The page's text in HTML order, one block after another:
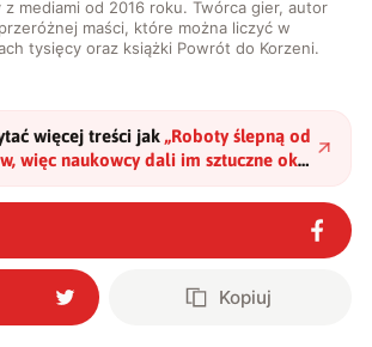
z mediami od 2016 roku. Twórca gier, autor
maści, które można liczyć w
tysięcy oraz książki Powrót do Korzeni.
więcej treści jak „Roboty ślepną od
więc naukowcy dali im sztuczne oko.
patrzeć jak ludzie"?
Kopiuj